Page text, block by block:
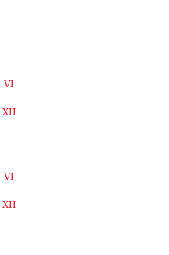
VI
XII
VI
XII